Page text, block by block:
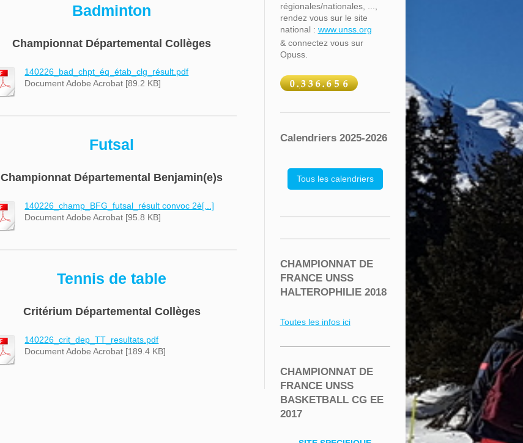
Badminton
Championnat Départemental Collèges
140226_bad_chpt_éq_étab_clg_résult.pdf
Document Adobe Acrobat [89.2 KB]
Futsal
Championnat Départemental Benjamin(e)s
140226_champ_BFG_futsal_résult convoc 2è[...]
Document Adobe Acrobat [95.8 KB]
Tennis de table
Critérium Départemental Collèges
140226_crit_dep_TT_resultats.pdf
Document Adobe Acrobat [189.4 KB]
régionales/nationales, ...,
rendez vous sur le site
national : www.unss.org
& connectez vous sur
Opuss.
Calendriers 2025-2026
Tous les calendriers
CHAMPIONNAT DE
FRANCE UNSS
HALTEROPHILIE 2018
Toutes les infos ici
CHAMPIONNAT DE
FRANCE UNSS
BASKETBALL CG EE
2017